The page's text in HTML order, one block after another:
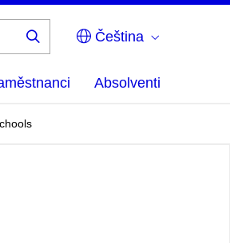
Čeština
Absolventi